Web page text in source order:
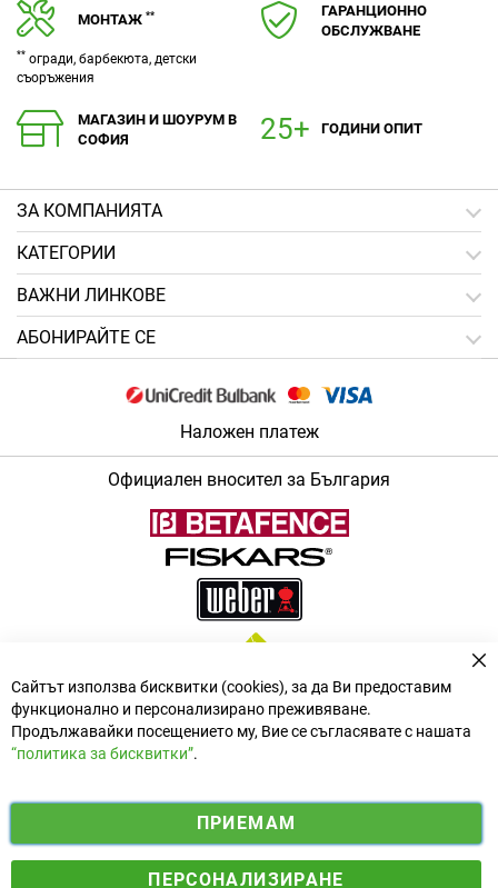
МОНТАЖ **
** огради, барбекюта, детски
съоръжения
ГАРАНЦИОННО
ОБСЛУЖВАНЕ
МАГАЗИН И ШОУРУМ В
СОФИЯ
ГОДИНИ ОПИТ
ЗA КОМПАНИЯТА
КАТЕГОРИИ
ВАЖНИ ЛИНКОВЕ
АБОНИРАЙТЕ СЕ
Наложен платеж
Официален вносител за България
f
a
i
n
s
y
o
u
Електронен магазин
Сайтът използва бисквитки (cookies), за да Ви предоставим
функционално и персонализирано преживяване.
Продължавайки посещението му, Вие се съгласявате с нашата
“политика за бисквитки”.
ПРИЕМАМ
ПЕРСОНАЛИЗИРАНЕ